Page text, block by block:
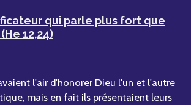
qui parle plus fort que
12,24)
l'air d'honorer Dieu l'un et l'autre
mais en fait ils présentaient leurs